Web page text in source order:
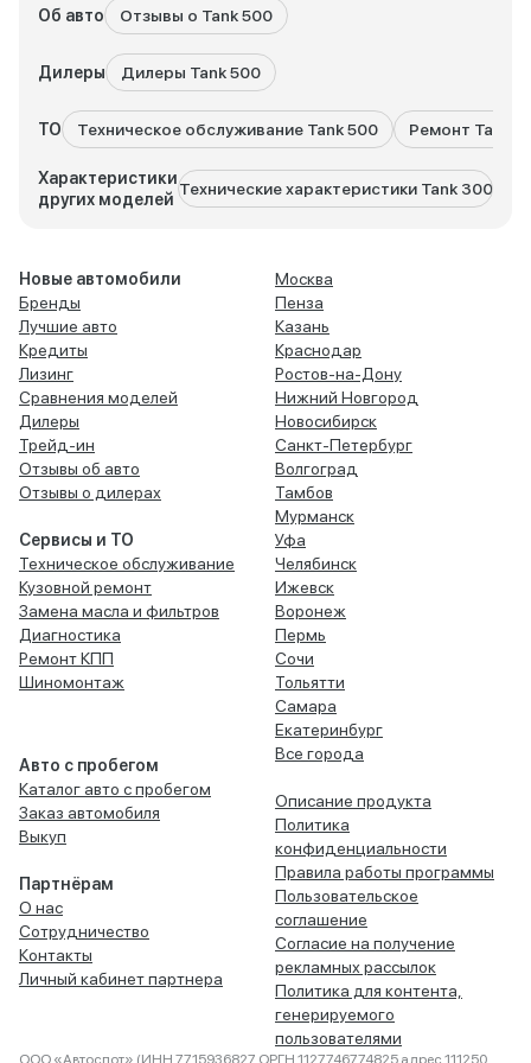
Об авто Отзывы о Tank 500
Дилеры Дилеры Tank 500
ТО Техническое обслуживание Tank 500 Ремонт Tank
Характеристики
других моделей
Технические характеристики Tank 300
Новые автомобили
Бренды
Лучшие авто
Кредиты
Лизинг
Сравнения моделей
Дилеры
Трейд-ин
Отзывы об авто
Отзывы о дилерах
Сервисы и ТО
Техническое обслуживание
Кузовной ремонт
Замена масла и фильтров
Диагностика
Ремонт КПП
Шиномонтаж
Авто с пробегом
Каталог авто с пробегом
Заказ автомобиля
Выкуп
Партнёрам
О нас
Сотрудничество
Контакты
Личный кабинет партнера
Москва
Пенза
Казань
Краснодар
Ростов-на-Дону
Нижний Новгород
Новосибирск
Санкт-Петербург
Волгоград
Тамбов
Мурманск
Уфа
Челябинск
Ижевск
Воронеж
Пермь
Сочи
Тольятти
Самара
Екатеринбург
Все города
Описание продукта
Политика
конфиденциальности
Правила работы программы
Пользовательское
соглашение
Согласие на получение
рекламных рассылок
Политика для контента,
генерируемого
пользователями
ООО «Автоспот» (ИНН 7715936827 ОРГН 1127746774825 адрес 111250,